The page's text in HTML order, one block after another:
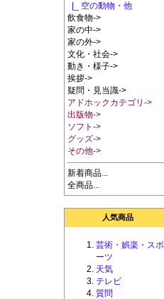
|_ 空の動物・他
飲食物->
家の中->
家の外->
文化・社会->
動き・様子->
挨拶->
疑問・見当識->
アドホックカテゴリ->
出版物->
ソフト->
グッズ->
その他->
新着商品...
全商品...
人気商品
芸術・娯楽・スポ
ーツ
天気
テレビ
質問